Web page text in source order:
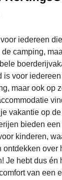
iedereen
camping,
is voor
maar ook op
vakantie op
bieden
kinderen,
ontdekken over
Je hebt dus én
van een